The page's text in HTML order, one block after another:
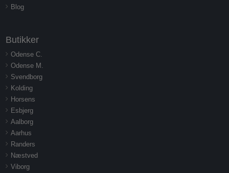
Blog
Butikker
Odense C.
Odense M.
Svendborg
Kolding
Horsens
Esbjerg
Aalborg
Aarhus
Randers
Næstved
Viborg